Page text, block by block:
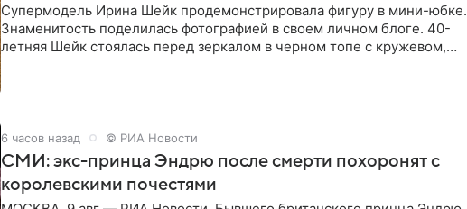
Супермодель Ирина Шейк продемонстрировала фигуру в мини-юбке.
Знаменитость поделилась фотографией в своем личном блоге. 40-
летняя Шейк стоялась перед зеркалом в черном топе с кружевом,
6 часов назад © РИА Новости
СМИ: экс-принца Эндрю после смерти похоронят с
королевскими почестями